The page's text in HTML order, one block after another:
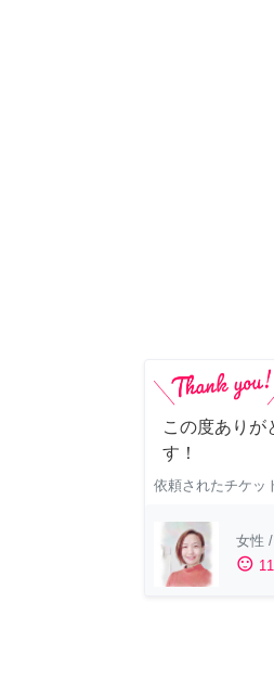
この度ありが
す！
依頼されたチケッ
女性 /
sentiment_satisfied 11